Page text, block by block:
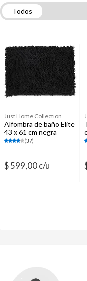
Todos
Barrales y ganchos para
Esponjas, paños y
Just Home Collection
Alfombra de baño Elite
43 x 61 cm negra
(37)
$ 599,00 c/u